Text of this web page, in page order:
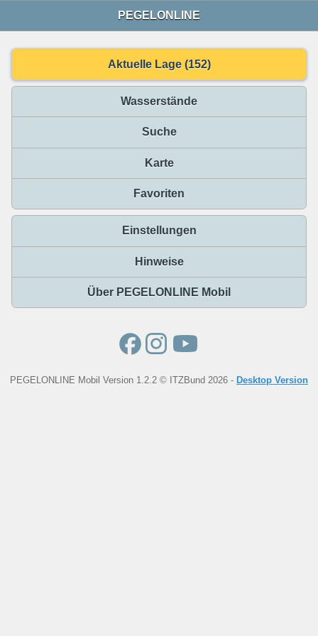
PEGELONLINE
Aktuelle Lage (152)
Wasserstände
Suche
Karte
Favoriten
Einstellungen
Hinweise
Über PEGELONLINE Mobil
PEGELONLINE Mobil Version 1.2.2 © ITZBund 2026 - Desktop Version